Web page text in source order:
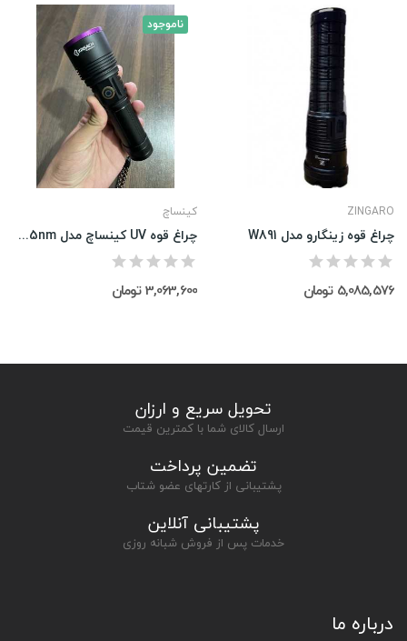
ناموجود
کینساچ
چراغ قوه UV کینساچ مدل Ks-UV365nm
3,063,600 تومان
ZINGARO
چراغ قوه زینگارو مدل W891
5,085,576 تومان
تحویل سریع و ارزان
ارسال کالای شما با کمترین قیمت
تضمین پرداخت
پشتیبانی از کارتهای عضو شتاب
پشتیبانی آنلاین
خدمات پس از فروش شبانه روزی
درباره ما